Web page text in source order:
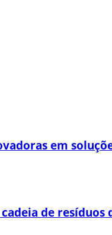
em
de resíduos